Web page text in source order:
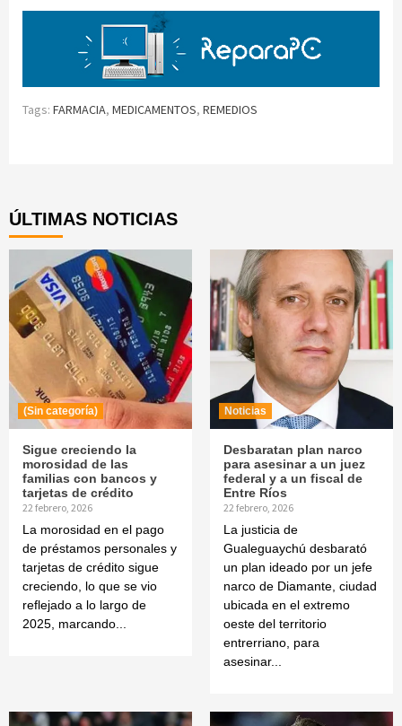
Tags: FARMACIA, MEDICAMENTOS, REMEDIOS
ÚLTIMAS NOTICIAS
(Sin categoría)
Sigue creciendo la
morosidad de las
familias con bancos y
tarjetas de crédito
22 febrero, 2026
La morosidad en el pago
de préstamos personales y
tarjetas de crédito sigue
creciendo, lo que se vio
reflejado a lo largo de
2025, marcando...
Noticias
Desbaratan plan narco
para asesinar a un juez
federal y a un fiscal de
Entre Ríos
22 febrero, 2026
La justicia de
Gualeguaychú desbarató
un plan ideado por un jefe
narco de Diamante, ciudad
ubicada en el extremo
oeste del territorio
entrerriano, para
asesinar...